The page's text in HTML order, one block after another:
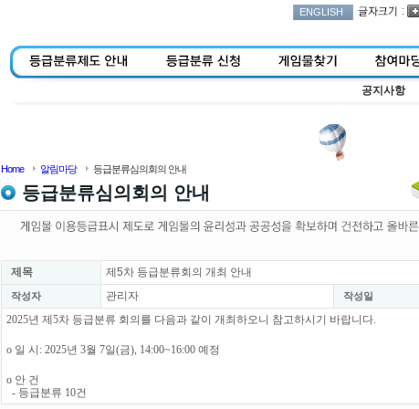
ENGLISH :
공지사항
Home 알림마당 등급분류심의회의 안내
등급분류심의회의 안내
제목 제5차 등급분류회의 개최 안내
작성자 관리자 작성일
2025년 제5차 등급분류 회의를 다음과 같이 개최하오니 참고하시기 바랍니다.
o 일 시: 2025년 3월 7일(금), 14:00~16:00 예정
o 안 건
- 등급분류 10건